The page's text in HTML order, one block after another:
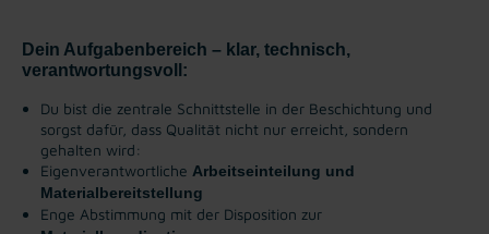
Dein Aufgabenbereich – klar, technisch,
verantwortungsvoll:
Du bist die zentrale Schnittstelle in der Beschichtung und
sorgst dafür, dass Qualität nicht nur erreicht, sondern
gehalten wird:
Eigenverantwortliche Arbeitseinteilung und
Materialbereitstellung
Enge Abstimmung mit der Disposition zur